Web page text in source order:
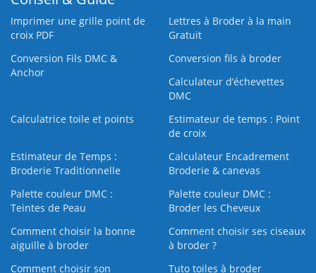
Imprimer une grille point de
croix PDF
Lettres à Broder à la main
Gratuit
Conversion Fils DMC &
Anchor
Conversion fils à broder
Calculateur d’échevettes
DMC
Calculatrice toile et points
Estimateur de temps : Point
de croix
Estimateur de Temps :
Broderie Traditionnelle
Calculateur Encadrement
Broderie & canevas
Palette couleur DMC :
Teintes de Peau
Palette couleur DMC :
Broder les Cheveux
Comment choisir la bonne
aiguille à broder
Comment choisir ses ciseaux
à broder ?
Comment choisir son
Tuto toiles à broder